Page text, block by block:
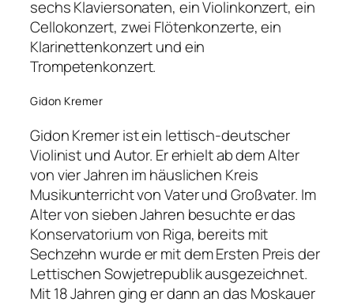
sechs Klaviersonaten, ein Violinkonzert, ein
Cellokonzert, zwei Flötenkonzerte, ein
Klarinettenkonzert und ein
Trompetenkonzert.
Gidon Kremer
Gidon Kremer ist ein lettisch-deutscher
Violinist und Autor. Er erhielt ab dem Alter
von vier Jahren im häuslichen Kreis
Musikunterricht von Vater und Großvater. Im
Alter von sieben Jahren besuchte er das
Konservatorium von Riga, bereits mit
Sechzehn wurde er mit dem Ersten Preis der
Lettischen Sowjetrepublik ausgezeichnet.
Mit 18 Jahren ging er dann an das Moskauer